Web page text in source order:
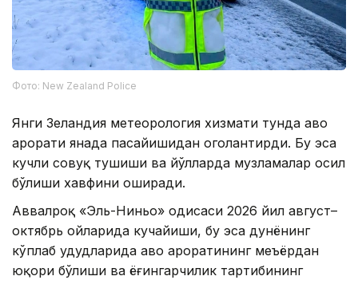
Фото: New Zealand Police
Янги Зеландия метеорология хизмати тунда ҳаво
ҳарорати янада пасайишидан огоҳлантирди. Бу эса
кучли совуқ тушиши ва йўлларда музламалар ҳосил
бўлиши хавфини оширади.
Аввалроқ «Эль-Ниньо» ҳодисаси 2026 йил август–
октябрь ойларида кучайиши, бу эса дунёнинг
кўплаб ҳудудларида ҳаво ҳароратининг меъёрдан
юқори бўлиши ва ёғингарчилик тартибининг